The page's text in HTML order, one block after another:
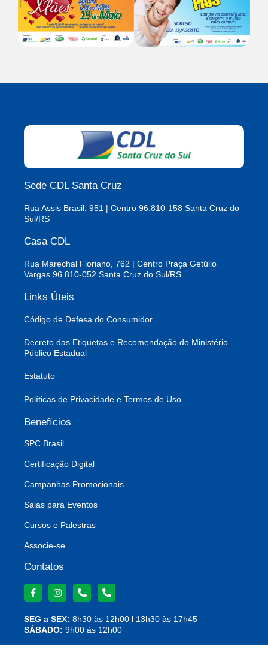
Sede CDL Santa Cruz
Rua Assis Brasil, 951 | Centro 96.810-158 Santa Cruz do
Sul/RS
Casa CDL
Rua Marechal Floriano, 762 | Centro Praça Getúlio
Vargas 96.810-052 Santa Cruz do Sul/RS
Links Úteis
Código de Defesa do Consumidor
Decreto das Etiquetas e Recomendação do Ministério
Público Estadual
Estatuto
Políticas de Privacidade e Termos de Uso
Benefícios
SPC Brasil
Certificação Digital
Campanhas Promocionais
Salas para Eventos
Cursos e Palestras
Associe-se
Contatos
SEG a SEX: 8h30 às 12h00 l 13h30 às 17h45
SÁBADO: 9h00 às 12h00